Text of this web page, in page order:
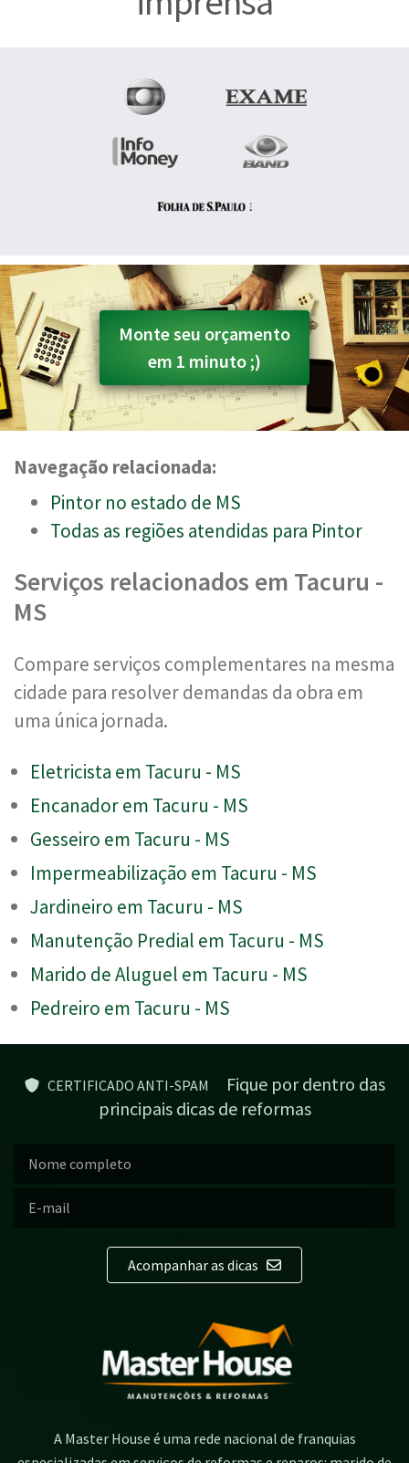
Monte seu orçamento
em 1 minuto ;)
Navegação relacionada:
Pintor no estado de MS
Todas as regiões atendidas para Pintor
Serviços relacionados em Tacuru -
MS
Compare serviços complementares na mesma
cidade para resolver demandas da obra em
uma única jornada.
Eletricista em Tacuru - MS
Encanador em Tacuru - MS
Gesseiro em Tacuru - MS
Impermeabilização em Tacuru - MS
Jardineiro em Tacuru - MS
Manutenção Predial em Tacuru - MS
Marido de Aluguel em Tacuru - MS
Pedreiro em Tacuru - MS
CERTIFICADO ANTI-SPAM
Fique por dentro das
principais dicas de reformas
Acompanhar as dicas
A Master House é uma rede nacional de franquias